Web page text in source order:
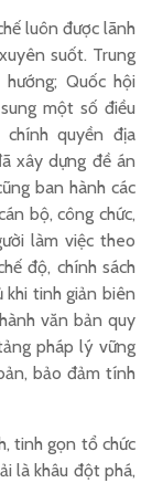
luôn được lãnh
suốt. Trung
Quốc hội
một số điều
quyền địa
xây dựng đề án
ban hành các
bộ, công chức,
làm việc theo
độ, chính sách
khi tinh giản biên
văn bản quy
pháp lý vững
bảo đảm tính
tinh gọn tổ chức
là khâu đột phá,